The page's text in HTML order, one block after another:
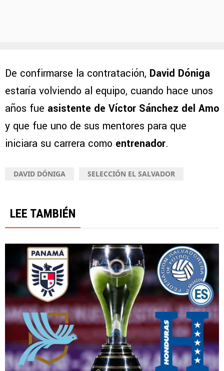
De confirmarse la contratación, David Dóniga
estaría volviendo al equipo, cuando hace unos
años fue asistente de Víctor Sánchez del Amo
y que fue uno de sus mentores para que
iniciara su carrera como entrenador.
DAVID DÓNIGA SELECCIÓN EL SALVADOR
LEE TAMBIÉN